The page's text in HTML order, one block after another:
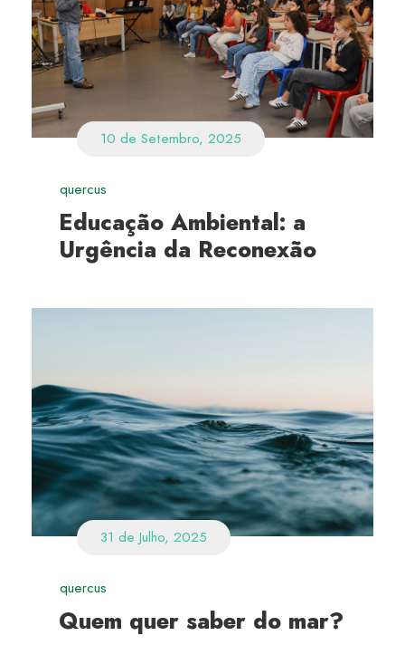
10 de Setembro, 2025
quercus
Educação Ambiental: a
Urgência da Reconexão
31 de Julho, 2025
quercus
Quem quer saber do mar?